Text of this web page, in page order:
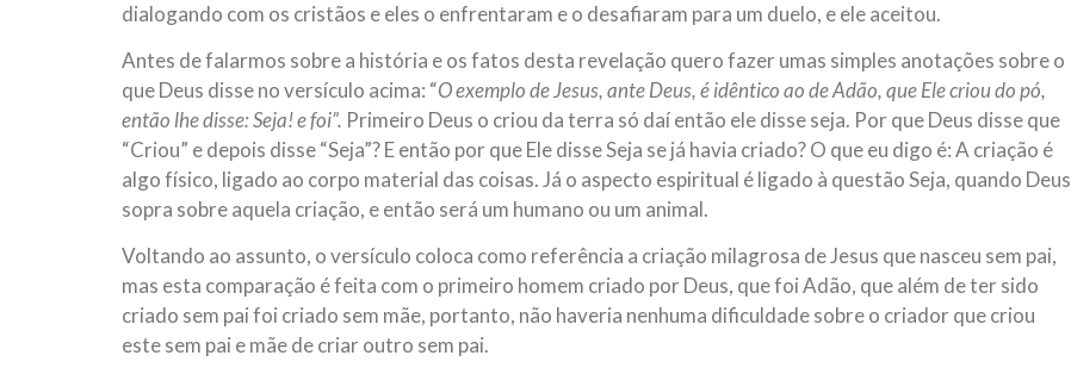
dialogando com os cristãos e eles o enfrentaram e o desafiaram para um duelo, e ele aceitou.
Antes de falarmos sobre a história e os fatos desta revelação quero fazer umas simples anotações sobre o
que Deus disse no versículo acima: “O exemplo de Jesus, ante Deus, é idêntico ao de Adão, que Ele criou do pó,
então lhe disse: Seja! e foi”. Primeiro Deus o criou da terra só daí então ele disse seja. Por que Deus disse que
“Criou” e depois disse “Seja”? E então por que Ele disse Seja se já havia criado? O que eu digo é: A criação é
algo físico, ligado ao corpo material das coisas. Já o aspecto espiritual é ligado à questão Seja, quando Deus
sopra sobre aquela criação, e então será um humano ou um animal.
Voltando ao assunto, o versículo coloca como referência a criação milagrosa de Jesus que nasceu sem pai,
mas esta comparação é feita com o primeiro homem criado por Deus, que foi Adão, que além de ter sido
criado sem pai foi criado sem mãe, portanto, não haveria nenhuma dificuldade sobre o criador que criou
este sem pai e mãe de criar outro sem pai.